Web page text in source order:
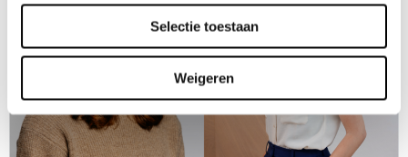
Selectie toestaan
Weigeren